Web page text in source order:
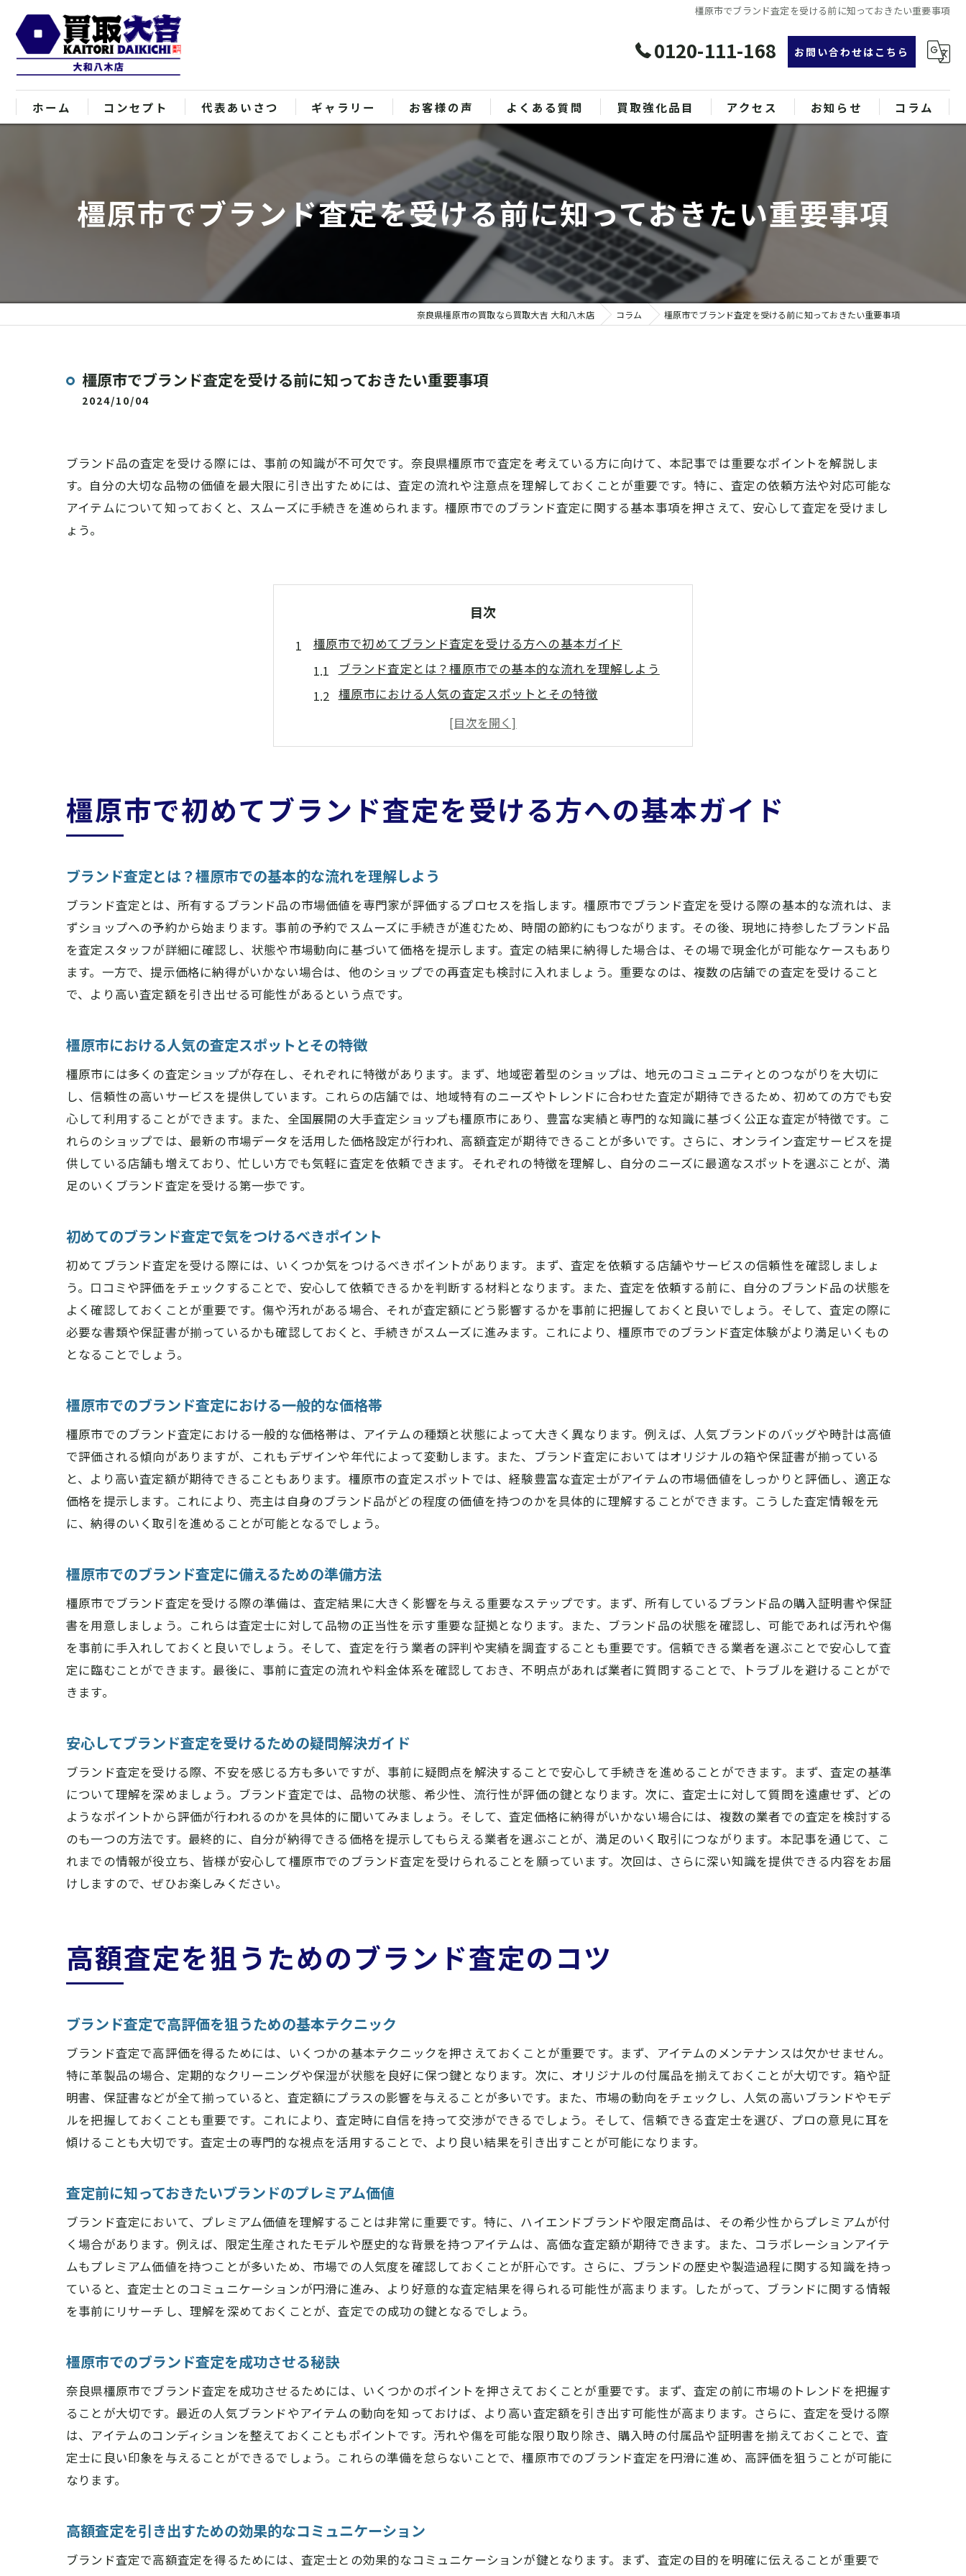
橿原市でブランド査定を受ける前に知っておきたい重要事項
0120-111-168 お問い合わせはこちら
ホーム コンセプト 代表あいさつ ギャラリー お客様の声 よくある質問 買取強化品目
ブランド品
貴金属
時計
金
アクセス お知らせ コラム
橿原市でブランド査定を受ける前に知っておきたい重要事項
奈良県橿原市の買取なら買取大吉 大和八木店 コラム 橿原市でブランド査定を受ける前に知っておきたい重要事項
橿原市でブランド査定を受ける前に知っておきたい重要事項
2024/10/04
ブランド品の査定を受ける際には、事前の知識が不可欠です。奈良県橿原市で査定を考えている方に向けて、本記事では重要なポイントを解説しま
す。自分の大切な品物の価値を最大限に引き出すためには、査定の流れや注意点を理解しておくことが重要です。特に、査定の依頼方法や対応可能な
アイテムについて知っておくと、スムーズに手続きを進められます。橿原市でのブランド査定に関する基本事項を押さえて、安心して査定を受けまし
ょう。
目次
橿原市で初めてブランド査定を受ける方への基本ガイド
ブランド査定とは？橿原市での基本的な流れを理解しよう
橿原市における人気の査定スポットとその特徴
初めてのブランド査定で気をつけるべきポイント
橿原市でのブランド査定における一般的な価格帯
安心してブランド査定を受けるための疑問解決ガイド
高額査定を狙うためのブランド査定のコツ
査定前に知っておきたいブランドのプレミアム価値
橿原市でのブランド査定を成功させる秘訣
高額査定を引き出すための効果的なコミュニケーション
橿原市での査定で高評価を得るためのアイテム選び
ブランド査定で価格を最大化するための交渉術
奈良県橿原市でのブランド査定前に知っておくべき流れと注意点
奈良県橿原市でのブランド査定で注意すべき点
査定前に確認しておくべき重要な書類と情報
橿原市でのブランド査定でよくあるトラブル事例
ブランド査定における奈良県橿原市の地域的特性
橿原市でのブランド査定に必要な準備と心構え
ブランド査定を成功に導くための事前準備の重要性
橿原市でのブランド査定に向けた効果的な準備法
事前準備で査定の結果を変える！成功事例紹介
査定前に確認するべきアイテムの状態とその改善法
ブランド査定をより確実にするための情報収集法
依頼前に知っておきたいブランド査定の流れ
依頼方法による査定結果の違いとその影響
橿原市で信頼できるブランド査定業者の選び方
ブランド査定の依頼方法を選ぶ際の注意点
査定をスムーズに進めるための対応可能アイテムの確認
ブランド査定前に確認すべきアイテムのカテゴリー
橿原市での査定で高評価を得やすいアイテムとは
査定可能なアイテムの状態とその影響について
ブランド査定で扱うアイテムの特性を理解しよう
橿原市におけるブランドアイテムの市場動向
査定での評価を上げるためのブランド特性の理解
ブランド査定での価値引き出しの成功事例
橿原市での査定でブランド価値を最大化する方法
あまり知られていないブランドの価値を引き出すコツ
ブランド査定での価値を高めるための保管方法
橿原市でのブランド査定で注意すべき法的事項
ブランド査定を安全に受けるための業者選びのポイント
ブランド査定を受ける際の疑問とその解決策
橿原市で初めてブランド査定を受ける方への基本ガイド
ブランド査定とは？橿原市での基本的な流れを理解しよう
ブランド査定とは、所有するブランド品の市場価値を専門家が評価するプロセスを指します。橿原市でブランド査定を受ける際の基本的な流れは、ま
ずショップへの予約から始まります。事前の予約でスムーズに手続きが進むため、時間の節約にもつながります。その後、現地に持参したブランド品
を査定スタッフが詳細に確認し、状態や市場動向に基づいて価格を提示します。査定の結果に納得した場合は、その場で現金化が可能なケースもあり
ます。一方で、提示価格に納得がいかない場合は、他のショップでの再査定も検討に入れましょう。重要なのは、複数の店舗での査定を受けること
で、より高い査定額を引き出せる可能性があるという点です。
橿原市における人気の査定スポットとその特徴
橿原市には多くの査定ショップが存在し、それぞれに特徴があります。まず、地域密着型のショップは、地元のコミュニティとのつながりを大切に
し、信頼性の高いサービスを提供しています。これらの店舗では、地域特有のニーズやトレンドに合わせた査定が期待できるため、初めての方でも安
心して利用することができます。また、全国展開の大手査定ショップも橿原市にあり、豊富な実績と専門的な知識に基づく公正な査定が特徴です。こ
れらのショップでは、最新の市場データを活用した価格設定が行われ、高額査定が期待できることが多いです。さらに、オンライン査定サービスを提
供している店舗も増えており、忙しい方でも気軽に査定を依頼できます。それぞれの特徴を理解し、自分のニーズに最適なスポットを選ぶことが、満
足のいくブランド査定を受ける第一歩です。
初めてのブランド査定で気をつけるべきポイント
初めてブランド査定を受ける際には、いくつか気をつけるべきポイントがあります。まず、査定を依頼する店舗やサービスの信頼性を確認しましょ
う。口コミや評価をチェックすることで、安心して依頼できるかを判断する材料となります。また、査定を依頼する前に、自分のブランド品の状態を
よく確認しておくことが重要です。傷や汚れがある場合、それが査定額にどう影響するかを事前に把握しておくと良いでしょう。そして、査定の際に
必要な書類や保証書が揃っているかも確認しておくと、手続きがスムーズに進みます。これにより、橿原市でのブランド査定体験がより満足いくもの
となることでしょう。
橿原市でのブランド査定における一般的な価格帯
橿原市でのブランド査定における一般的な価格帯は、アイテムの種類と状態によって大きく異なります。例えば、人気ブランドのバッグや時計は高値
で評価される傾向がありますが、これもデザインや年代によって変動します。また、ブランド査定においてはオリジナルの箱や保証書が揃っている
と、より高い査定額が期待できることもあります。橿原市の査定スポットでは、経験豊富な査定士がアイテムの市場価値をしっかりと評価し、適正な
価格を提示します。これにより、売主は自身のブランド品がどの程度の価値を持つのかを具体的に理解することができます。こうした査定情報を元
に、納得のいく取引を進めることが可能となるでしょう。
橿原市でのブランド査定に備えるための準備方法
橿原市でブランド査定を受ける際の準備は、査定結果に大きく影響を与える重要なステップです。まず、所有しているブランド品の購入証明書や保証
書を用意しましょう。これらは査定士に対して品物の正当性を示す重要な証拠となります。また、ブランド品の状態を確認し、可能であれば汚れや傷
を事前に手入れしておくと良いでしょう。そして、査定を行う業者の評判や実績を調査することも重要です。信頼できる業者を選ぶことで安心して査
定に臨むことができます。最後に、事前に査定の流れや料金体系を確認しておき、不明点があれば業者に質問することで、トラブルを避けることがで
きます。
安心してブランド査定を受けるための疑問解決ガイド
ブランド査定を受ける際、不安を感じる方も多いですが、事前に疑問点を解決することで安心して手続きを進めることができます。まず、査定の基準
について理解を深めましょう。ブランド査定では、品物の状態、希少性、流行性が評価の鍵となります。次に、査定士に対して質問を遠慮せず、どの
ようなポイントから評価が行われるのかを具体的に聞いてみましょう。そして、査定価格に納得がいかない場合には、複数の業者での査定を検討する
のも一つの方法です。最終的に、自分が納得できる価格を提示してもらえる業者を選ぶことが、満足のいく取引につながります。本記事を通じて、こ
れまでの情報が役立ち、皆様が安心して橿原市でのブランド査定を受けられることを願っています。次回は、さらに深い知識を提供できる内容をお届
けしますので、ぜひお楽しみください。
高額査定を狙うためのブランド査定のコツ
ブランド査定で高評価を狙うための基本テクニック
ブランド査定で高評価を得るためには、いくつかの基本テクニックを押さえておくことが重要です。まず、アイテムのメンテナンスは欠かせません。
特に革製品の場合、定期的なクリーニングや保湿が状態を良好に保つ鍵となります。次に、オリジナルの付属品を揃えておくことが大切です。箱や証
明書、保証書などが全て揃っていると、査定額にプラスの影響を与えることが多いです。また、市場の動向をチェックし、人気の高いブランドやモデ
ルを把握しておくことも重要です。これにより、査定時に自信を持って交渉ができるでしょう。そして、信頼できる査定士を選び、プロの意見に耳を
傾けることも大切です。査定士の専門的な視点を活用することで、より良い結果を引き出すことが可能になります。
査定前に知っておきたいブランドのプレミアム価値
ブランド査定において、プレミアム価値を理解することは非常に重要です。特に、ハイエンドブランドや限定商品は、その希少性からプレミアムが付
く場合があります。例えば、限定生産されたモデルや歴史的な背景を持つアイテムは、高価な査定額が期待できます。また、コラボレーションアイテ
ムもプレミアム価値を持つことが多いため、市場での人気度を確認しておくことが肝心です。さらに、ブランドの歴史や製造過程に関する知識を持っ
ていると、査定士とのコミュニケーションが円滑に進み、より好意的な査定結果を得られる可能性が高まります。したがって、ブランドに関する情報
を事前にリサーチし、理解を深めておくことが、査定での成功の鍵となるでしょう。
橿原市でのブランド査定を成功させる秘訣
奈良県橿原市でブランド査定を成功させるためには、いくつかのポイントを押さえておくことが重要です。まず、査定の前に市場のトレンドを把握す
ることが大切です。最近の人気ブランドやアイテムの動向を知っておけば、より高い査定額を引き出す可能性が高まります。さらに、査定を受ける際
は、アイテムのコンディションを整えておくこともポイントです。汚れや傷を可能な限り取り除き、購入時の付属品や証明書を揃えておくことで、査
定士に良い印象を与えることができるでしょう。これらの準備を怠らないことで、橿原市でのブランド査定を円滑に進め、高評価を狙うことが可能に
なります。
高額査定を引き出すための効果的なコミュニケーション
ブランド査定で高額査定を得るためには、査定士との効果的なコミュニケーションが鍵となります。まず、査定の目的を明確に伝えることが重要で